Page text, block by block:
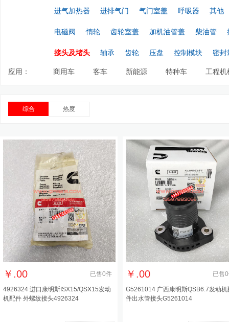
进气加热器 进排气门 气门室盖 呼吸器 其他
电磁阀 惰轮 齿轮室盖 加机油管盖 柴油管
接头及堵头 轴承 齿轮 压盘 控制模块 密封
应用： 商用车 客车 新能源 特种车 工程机
综合 热度
￥ .00 已售0件
4926324 进口康明斯ISX15/QSX15发动
机配件 外螺纹接头4926324
￥ .00 已售0
G5261014 广西康明斯QSB6.7发动机
件出水管接头G5261014